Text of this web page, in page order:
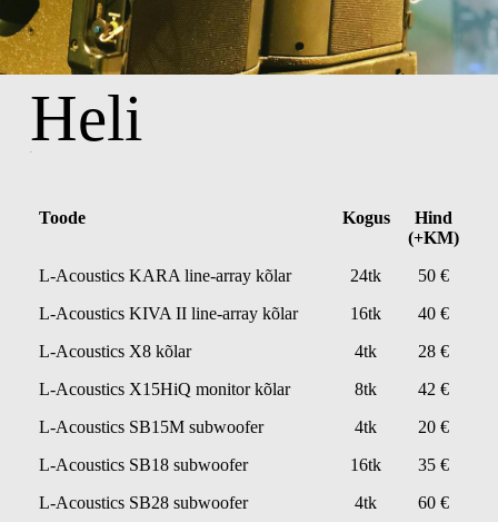
Heli
Toode Kogus
Hind
(+KM)
L-Acoustics KARA line-array kõlar
24tk
50 €
L-Acoustics KIVA II line-array kõlar
16tk
40 €
L-Acoustics X8 kõlar
4tk
28 €
L-Acoustics X15HiQ monitor kõlar
8tk
42 €
L-Acoustics SB15M subwoofer
4tk
20 €
L-Acoustics SB18 subwoofer
16tk
35 €
L-Acoustics SB28 subwoofer
4tk
60 €